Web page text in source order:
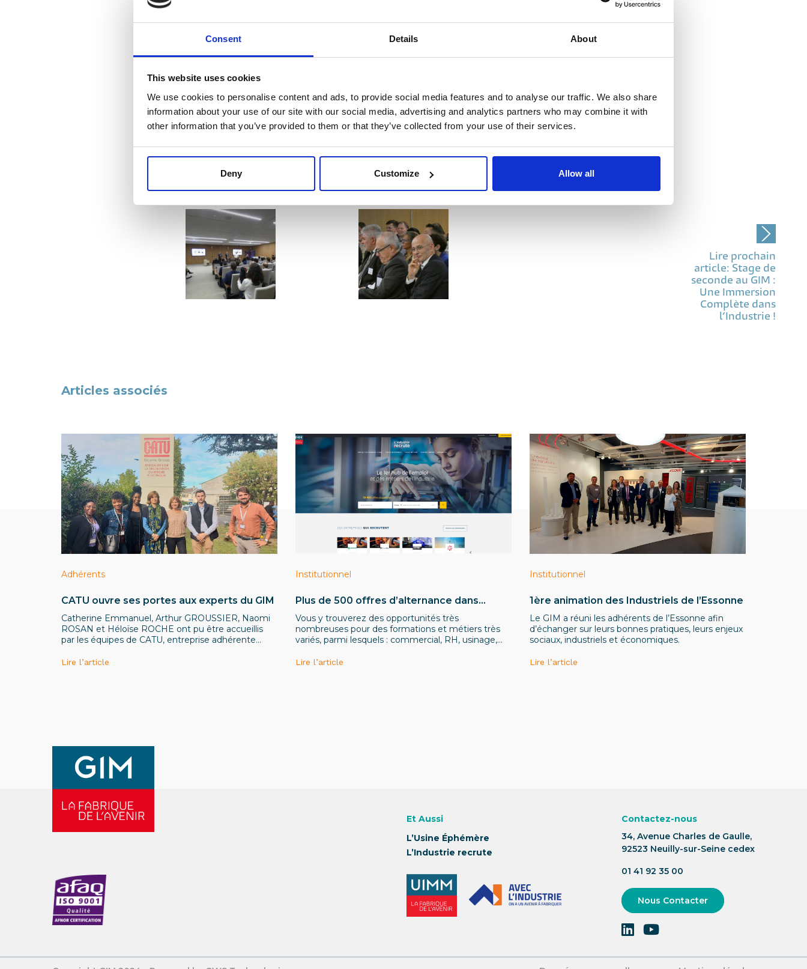
Consent Details About
This website uses cookies
We use cookies to personalise content and ads, to provide social media features and to analyse our traffic. We also share
information about your use of our site with our social media, advertising and analytics partners who may combine it with
other information that you’ve provided to them or that they’ve collected from your use of their services.
Deny Customize Allow all
Lire prochain
article: Stage de
seconde au GIM :
Une Immersion
Complète dans
l’Industrie !
Articles associés
Adhérents
CATU ouvre ses portes aux experts du GIM
Catherine Emmanuel, Arthur GROUSSIER, Naomi
ROSAN et Héloïse ROCHE ont pu être accueillis
par les équipes de CATU, entreprise adhérente
Lire l’article
Institutionnel
Plus de 500 offres d’alternance dans
l’industrie de la branche Métallurgique en
Île-de-France sur le site L’Industrie Recrute
!
Vous y trouverez des opportunités très
nombreuses pour des formations et métiers très
variés, parmi lesquels : commercial, RH, usinage,
automatisme, gestion de projets, etc.
Lire l’article
Institutionnel
1ère animation des Industriels de l’Essonne
Le GIM a réuni les adhérents de l’Essonne afin
d’échanger sur leurs bonnes pratiques, leurs enjeux
sociaux, industriels et économiques.
Lire l’article
Et Aussi
L’Usine Éphémère
L’Industrie recrute
Contactez-nous
34, Avenue Charles de Gaulle,
92523 Neuilly-sur-Seine cedex
01 41 92 35 00
Nous Contacter